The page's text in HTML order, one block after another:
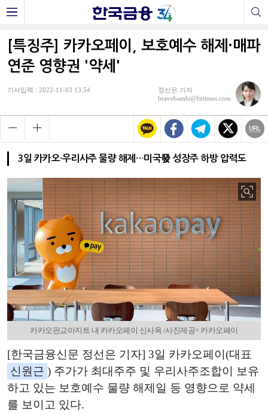
[특징주] 카카오페이, 보호예수 해제·매파
연준 영향권 '약세'
기사입력 : 2022-11-03 13:54
정선은 기자
bravebambi@fntimes.com
3일 카카오·우리사주 물량 해제…미국發 성장주 하방 압력도
카카오판교아지트 내 카카오페이 신사옥 /사진제공= 카카오페이
[한국금융신문 정선은 기자] 3일 카카오페이(대표
신원근 ) 주가가 최대주주 및 우리사주조합이 보유
하고 있는 보호예수 물량 해제일 등 영향으로 약세
를 보이고 있다.